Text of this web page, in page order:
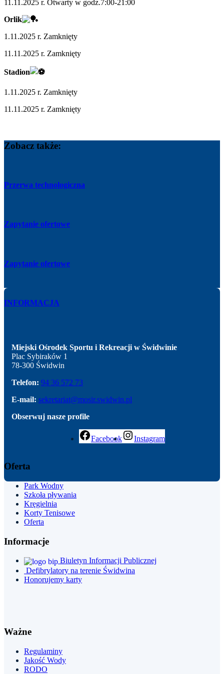
11.11.2025 r. Otwarty w godz.7:00-21:00
Orlik
1.11.2025 r. Zamknięty
11.11.2025 r. Zamknięty
Stadion
1.11.2025 r. Zamknięty
11.11.2025 r. Zamknięty
Zobacz także:
Przerwa technologiczna
Zapytanie ofertowe
Zapytanie ofertowe
INFORMACJA
Miejski Ośrodek Sportu i Rekreacji w Świdwinie
Plac Sybiraków 1
78-300 Świdwin
Telefon: 94 36 572 73
E-mail: sekretariat@mosir.swidwin.pl
Obserwuj nasze profile
Facebook Instagram
Oferta
Park Wodny
Szkoła pływania
Kręgielnia
Korty Tenisowe
Oferta
Informacje
Biuletyn Informacji Publicznej
Defibrylatory na terenie Świdwina
Honorujemy karty
Ważne
Regulaminy
Jakość Wody
RODO